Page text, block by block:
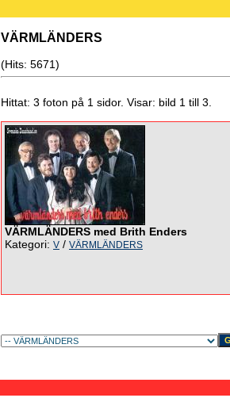
VÄRMLÄNDERS
(Hits: 5671)
Hittat: 3 foton på 1 sidor. Visar: bild 1 till 3.
VÄRMLÄNDERS med Brith Enders
Kategori: V / VÄRMLÄNDERS